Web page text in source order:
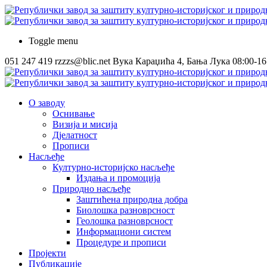
Toggle menu
051 247 419 rzzzs@blic.net Вука Караџића 4, Бања Лука 08:00-
О заводу
Оснивање
Визија и мисија
Дјелатност
Прописи
Насљеђе
Културно-историјско насљеђе
Издања и промоција
Природно насљеђе
Заштићена природна добра
Биолошка разноврсност
Геолошка разноврсност
Информациони систем
Процедуре и прописи
Пројекти
Публикације